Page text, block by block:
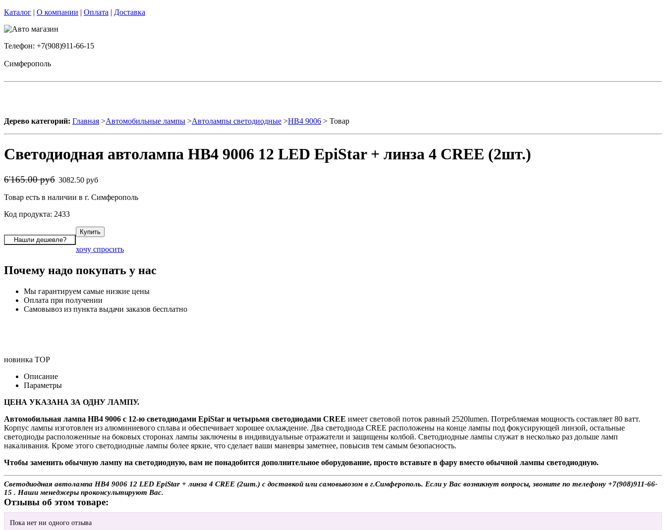
Каталог | О компании | Оплата | Доставка
Телефон: +7(908)911-66-15
Симферополь
Дерево категорий: Главная >Автомобильные лампы >Автолампы светодиодные >HB4 9006 > Товар
Светодиодная автолампа HB4 9006 12 LED EpiStar + линза 4 CREE (2шт.)
6'165.00 руб 3082.50 руб
Товар есть в наличии в г. Симферополь
Код продукта: 2433
хочу спросить
Почему надо покупать у нас
Мы гарантируем самые низкие цены
Оплата при получении
Самовывоз из пункта выдачи заказов бесплатно
новинка TOP
Описание
Параметры
ЦЕНА УКАЗАНА ЗА ОДНУ ЛАМПУ.
Автомобильная лампа HB4 9006 с 12-ю светодиодами EpiStar и четырьмя светодиодами CREE имеет световой поток равный 2520lumen. Потребляемая мощность составляет 80 ватт.
Корпус лампы изготовлен из алюминиевого сплава и обеспечивает хорошее охлаждение. Два светодиода CREE расположены на конце лампы под фокусирующей линзой, остальные
светодиоды расположенные на боковых сторонах лампы заключены в индивидуальные отражатели и защищены колбой. Светодиодные лампы служат в несколько раз дольше ламп
накаливания. Кроме этого светодиодные лампы более яркие, что сделает ваши маневры заметнее, повысив тем самым безопасность.
Чтобы заменить обычную лампу на светодиодную, вам не понадобится дополнительное оборудование, просто вставьте в фару вместо обычной лампы светодиодную.
Светодиодная автолампа HB4 9006 12 LED EpiStar + линза 4 CREE (2шт.) с доставкой или самовывозом в г.Симферополь. Если у Вас возникнут вопросы, звоните по телефону +7(908)911-66-
15 . Наши менеджеры проконсультируют Вас.
Отзывы об этом товаре:
Пока нет ни одного отзыва